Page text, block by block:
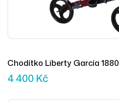
Chodítko Liberty García 1880
4 400 Kč